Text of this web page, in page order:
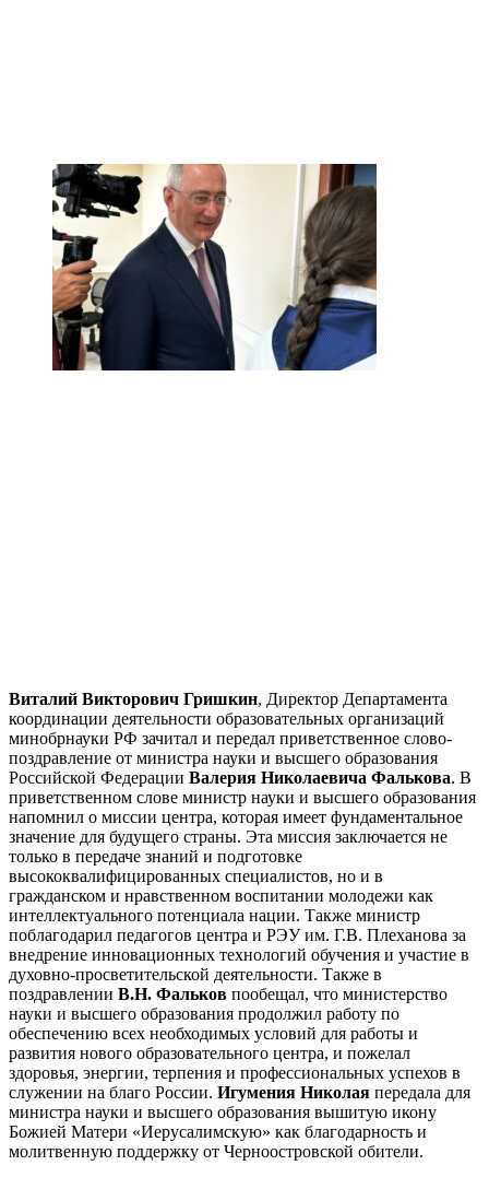
Виталий Викторович Гришкин, Директор Департамента
координации деятельности образовательных организаций
минобрнауки РФ зачитал и передал приветственное слово-
поздравление от министра науки и высшего образования
Российской Федерации Валерия Николаевича Фалькова. В
приветственном слове министр науки и высшего образования
напомнил о миссии центра, которая имеет фундаментальное
значение для будущего страны. Эта миссия заключается не
только в передаче знаний и подготовке
высококвалифицированных специалистов, но и в
гражданском и нравственном воспитании молодежи как
интеллектуального потенциала нации. Также министр
поблагодарил педагогов центра и РЭУ им. Г.В. Плеханова за
внедрение инновационных технологий обучения и участие в
духовно-просветительской деятельности. Также в
поздравлении В.Н. Фальков пообещал, что министерство
науки и высшего образования продолжил работу по
обеспечению всех необходимых условий для работы и
развития нового образовательного центра, и пожелал
здоровья, энергии, терпения и профессиональных успехов в
служении на благо России. Игумения Николая передала для
министра науки и высшего образования вышитую икону
Божией Матери «Иерусалимскую» как благодарность и
молитвенную поддержку от Черноостровской обители.